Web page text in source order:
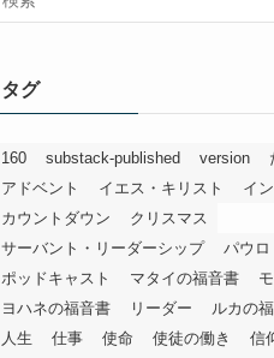
タグ
160 substack-published version
アドベント
イエス・キリスト
イ
カウントダウン
クリスマス
サーバント・リーダーシップ
パウロ
ポッドキャスト
マタイの福音書
ヨハネの福音書
リーダー
ルカの
人生
仕事 使命 使徒の働き 信